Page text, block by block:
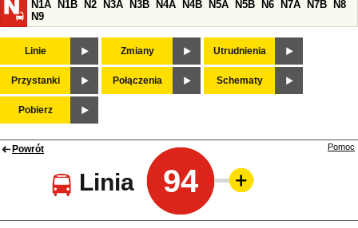
N1A
N1B N2 N3A N3B N4A N4B N5A N5B N6 N7A N7B
N8
N9
Linie Zmiany Utrudnienia
Przystanki Połączenia Schematy
Pobierz
Powrót
Linia 94
Pomoc